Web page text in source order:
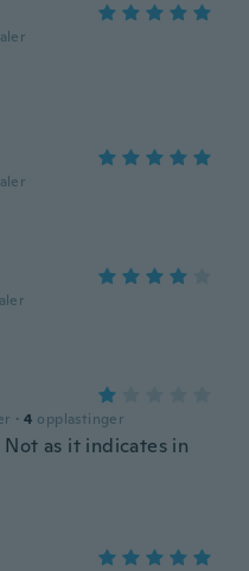
· 4 opplastinger
as it indicates in